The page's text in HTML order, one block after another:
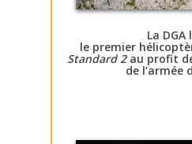
La DGA
le premier
Standard 2au profit
de l’armée